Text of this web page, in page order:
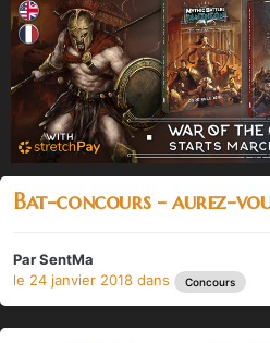
Bat-concours - aurez-
ParSentMa
le 24 janvier 2018 dans Concours